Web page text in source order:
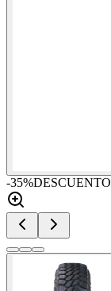
-35%DESCUENTO